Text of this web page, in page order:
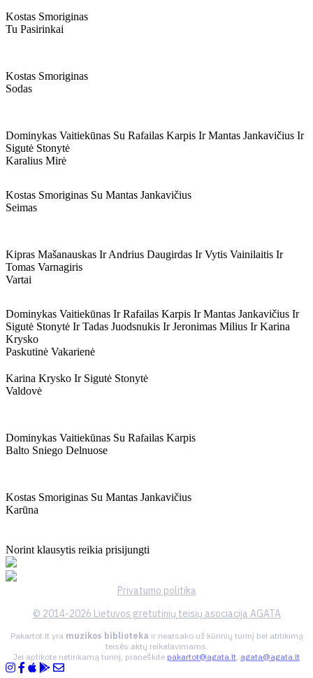
Kostas Smoriginas
Tu Pasirinkai
Kostas Smoriginas
Sodas
Dominykas Vaitiekūnas Su Rafailas Karpis Ir Mantas Jankavičius Ir
Sigutė Stonytė
Karalius Mirė
Kostas Smoriginas Su Mantas Jankavičius
Seimas
Kipras Mašanauskas Ir Andrius Daugirdas Ir Vytis Vainilaitis Ir
Tomas Varnagiris
Vartai
Dominykas Vaitiekūnas Ir Rafailas Karpis Ir Mantas Jankavičius Ir
Sigutė Stonytė Ir Tadas Juodsnukis Ir Jeronimas Milius Ir Karina
Krysko
Paskutinė Vakarienė
Karina Krysko Ir Sigutė Stonytė
Valdovė
Dominykas Vaitiekūnas Su Rafailas Karpis
Balto Sniego Delnuose
Kostas Smoriginas Su Mantas Jankavičius
Karūna
Norint klausytis reikia prisijungti
Privatumo politika
© 2014-2026 Lietuvos gretutinių teisių asociacija AGATA
Pakartot.lt yra muzikos biblioteka ir neatsako už kūrinių turinį bei atitikimą
teisės aktų reikalavimams.
Jei aptikote netinkamą turinį, praneškite pakartot@agata.lt, agata@agata.lt